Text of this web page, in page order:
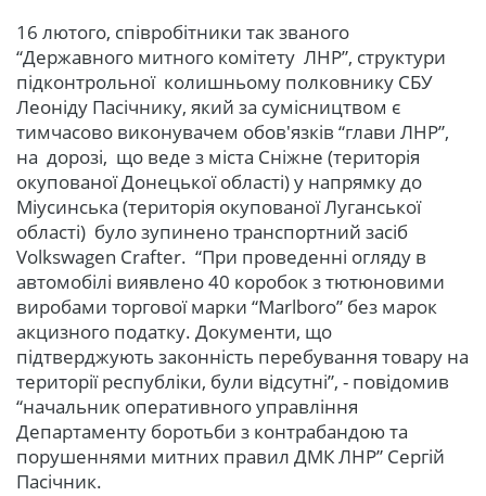
16 лютого, співробітники так званого
“Державного митного комітету ЛНР”, структури
підконтрольної колишньому полковнику СБУ
Леоніду Пасічнику, який за сумісництвом є
тимчасово виконувачем обов'язків “глави ЛНР”,
на дорозі, що веде з міста Сніжне (територія
окупованої Донецької області) у напрямку до
Міусинська (територія окупованої Луганської
області) було зупинено транспортний засіб
Volkswagen Crafter. “При проведенні огляду в
автомобілі виявлено 40 коробок з тютюновими
виробами торгової марки “Marlboro” без марок
акцизного податку. Документи, що
підтверджують законність перебування товару на
території республіки, були відсутні”, - повідомив
“начальник оперативного управління
Департаменту боротьби з контрабандою та
порушеннями митних правил ДМК ЛНР” Сергій
Пасічник.